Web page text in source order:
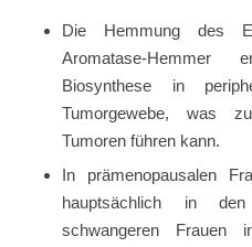
Die Hemmung des
Aromatase-Hemmer
Biosynthese in
Tumorgewebe, was
Tumoren führen kann.
In prämenopausalen
hauptsächlich in
schwangeren